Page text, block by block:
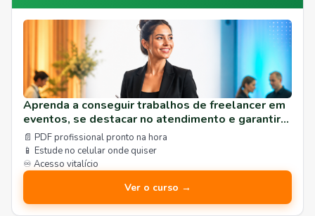
Aprenda a conseguir trabalhos de freelancer em
eventos, se destacar no atendimento e garantir
uma agenda cheia. Curso prático para garçons,
barmen e recepcionistas.
📄 PDF profissional pronto na hora
📱 Estude no celular onde quiser
♾️ Acesso vitalício
Ver o curso →